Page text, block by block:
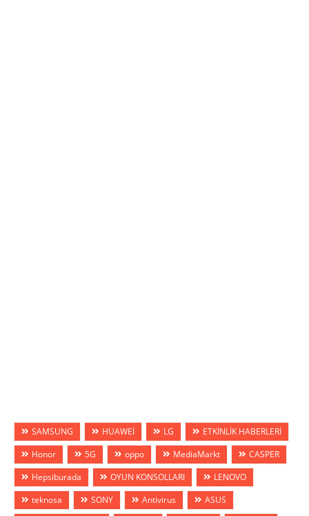
SAMSUNG HUAWEİ LG
ETKİNLİK HABERLERİ
Honor
5G oppo MediaMarkt
CASPER
Hepsiburada
OYUN KONSOLLARI
LENOVO
teknosa
SONY Antivirus
ASUS